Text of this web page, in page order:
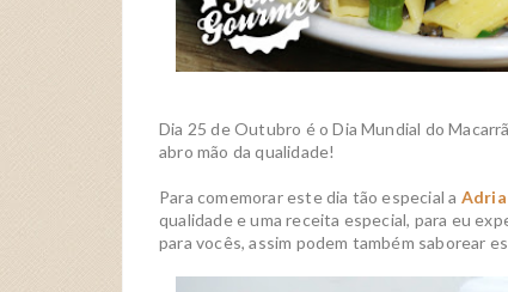
Dia 25 de Outubro é o Dia Mundial do
abro mão da qualidade!
Para comemorar este dia tão especial a Adria
qualidade e uma receita especial, para eu
para vocês, assim podem também saborear